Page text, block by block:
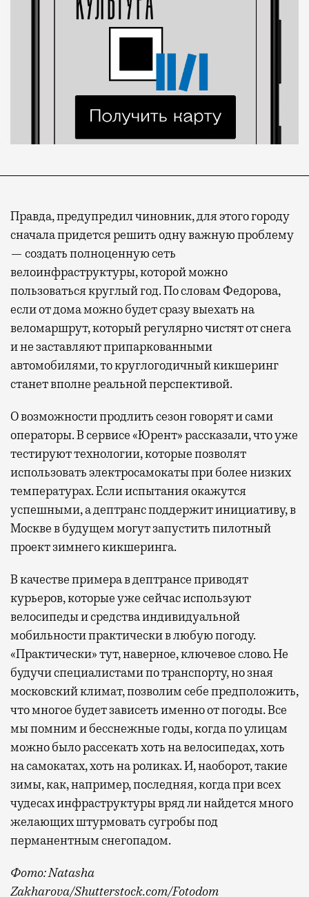
Правда, предупредил чиновник, для этого городу
сначала придется решить одну важную проблему
— создать полноценную сеть
велоинфраструктуры, которой можно
пользоваться круглый год. По словам Федорова,
если от дома можно будет сразу выехать на
веломаршрут, который регулярно чистят от снега
и не заставляют припаркованными
автомобилями, то круглогодичный кикшеринг
станет вполне реальной перспективой.
О возможности продлить сезон говорят и сами
операторы. В сервисе «Юрент» рассказали, что уже
тестируют технологии, которые позволят
использовать электросамокаты при более низких
температурах. Если испытания окажутся
успешными, а дептранс поддержит инициативу, в
Москве в будущем могут запустить пилотный
проект зимнего кикшеринга.
В качестве примера в дептрансе приводят
курьеров, которые уже сейчас используют
велосипеды и средства индивидуальной
мобильности практически в любую погоду.
«Практически» тут, наверное, ключевое слово. Не
будучи специалистами по транспорту, но зная
московский климат, позволим себе предположить,
что многое будет зависеть именно от погоды. Все
мы помним и бесснежные годы, когда по улицам
можно было рассекать хоть на велосипедах, хоть
на самокатах, хоть на роликах. И, наоборот, такие
зимы, как, например, последняя, когда при всех
чудесах инфраструктуры вряд ли найдется много
желающих штурмовать сугробы под
перманентным снегопадом.
Фото: Natasha
Zakharova/Shutterstock.com/Fotodom